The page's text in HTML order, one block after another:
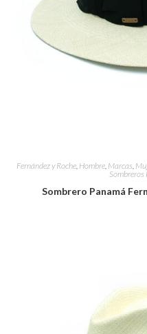
Fernández y Roche, Hombre, Marcas,
Sombreros
Sombrero Panamá